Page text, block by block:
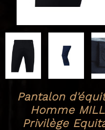
Pantalon
Homme
Privilège